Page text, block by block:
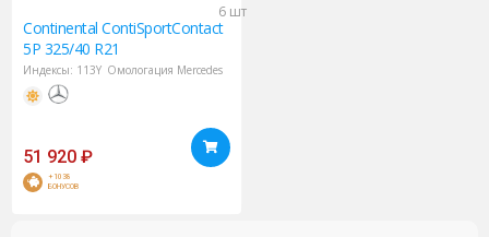
6 шт
Continental ContiSportContact
5P 325/40 R21
Индексы: 113Y Омологация Mercedes
51 920 ₽
+1038
БОНУСОВ